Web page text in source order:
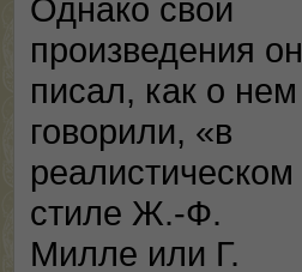
Однако свои
произведения он
писал, как о нем
говорили, «в
реалистическом
стиле Ж.-Ф.
Милле или Г.